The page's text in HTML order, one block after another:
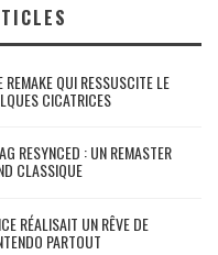
QUI RESSUSCITE LE
CICATRICES
RESYNCED : UN REMASTER
CLASSIQUE
RÉALISAIT UN RÊVE DE
PARTOUT